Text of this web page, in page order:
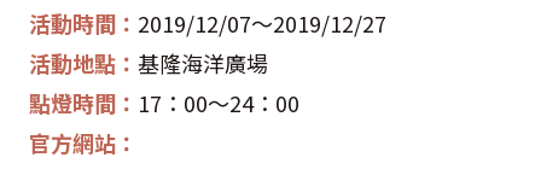
活動時間： 2019/12/07～2019/12/27
活動地點： 基隆海洋廣場
點燈時間： 17 ： 00～24： 00
官方網站：